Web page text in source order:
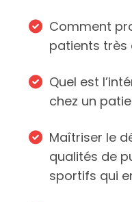
Comment
patients très
Quel est
chez un
Maîtriser le
qualités de
sportifs qui